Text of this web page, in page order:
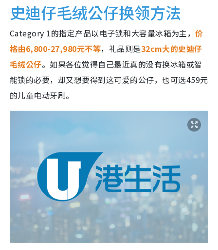
史迪仔毛绒公仔换领方法
Category 1的指定产品以电子锁和大容量冰箱为主，价
格由6,800-27,980元不等，礼品则是32cm大的史迪仔
毛绒公仔。如果各位觉得自己最近真的没有换冰箱或智
能锁的必要，却又想要得到这可爱的公仔，也可选459元
的儿童电动牙刷。